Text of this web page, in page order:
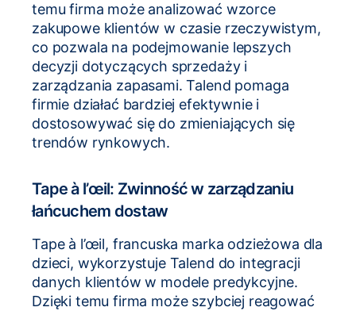
temu firma może analizować wzorce
zakupowe klientów w czasie rzeczywistym,
co pozwala na podejmowanie lepszych
decyzji dotyczących sprzedaży i
zarządzania zapasami. Talend pomaga
firmie działać bardziej efektywnie i
dostosowywać się do zmieniających się
trendów rynkowych.
Tape à l’œil: Zwinność w zarządzaniu
łańcuchem dostaw
Tape à l’œil, francuska marka odzieżowa dla
dzieci, wykorzystuje Talend do integracji
danych klientów w modele predykcyjne.
Dzięki temu firma może szybciej reagować